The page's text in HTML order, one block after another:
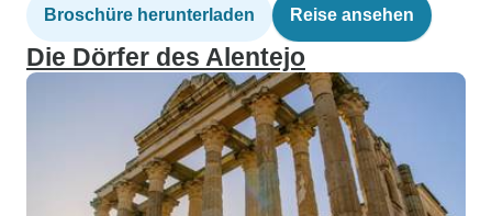
Broschüre herunterladen Reise ansehen
Die Dörfer des Alentejo